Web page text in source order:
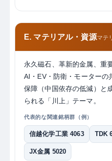
E. マテリアル・資源マテ
永久磁石、革新的金属、重
AI・EV・防衛・モーターの
保障（中国依存の低減）と
られる「川上」テーマ。
代表的な関連銘柄群（例）
信越化学工業 4063 TDK
JX金属 5020